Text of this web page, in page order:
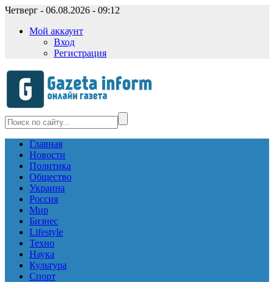
Четверг - 06.08.2026 - 09:12
Мой аккаунт
Вход
Регистрация
Главная
Новости
Политика
Общество
Украина
Россия
Мир
Бизнес
Lifestyle
Техно
Наука
Культура
Спорт